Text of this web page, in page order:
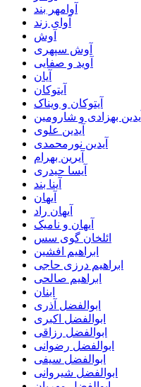
آوامهر بند
آوای زند
آوش
آوش سپهری
آوید و صفایی
آیان
آیتوکان
آیتوکان و ویناک
آیدین بهزادی و شارومین
آیدین علوی
آیدین نورمحمدی
آیرین بهرام
آیسا حیدری
آینا بند
آیهان
آیهان راد
آیهان و نامیک
ائلخان گوی سس
ابراهیم افشین
ابراهیم درزی حاجی
ابراهیم صالحی
ابنان
ابوالفضل آذری
ابوالفضل اکبری
ابوالفضل رزاقی
ابوالفضل رضوانی
ابوالفضل سیفی
ابوالفضل شیروانی